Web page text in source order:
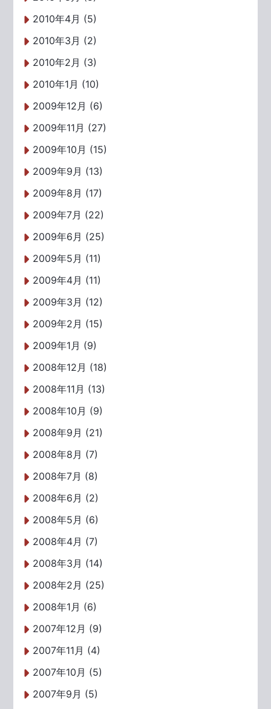
2010年4月 (5)
2010年3月 (2)
2010年2月 (3)
2010年1月 (10)
2009年12月 (6)
2009年11月 (27)
2009年10月 (15)
2009年9月 (13)
2009年8月 (17)
2009年7月 (22)
2009年6月 (25)
2009年5月 (11)
2009年4月 (11)
2009年3月 (12)
2009年2月 (15)
2009年1月 (9)
2008年12月 (18)
2008年11月 (13)
2008年10月 (9)
2008年9月 (21)
2008年8月 (7)
2008年7月 (8)
2008年6月 (2)
2008年5月 (6)
2008年4月 (7)
2008年3月 (14)
2008年2月 (25)
2008年1月 (6)
2007年12月 (9)
2007年11月 (4)
2007年10月 (5)
2007年9月 (5)